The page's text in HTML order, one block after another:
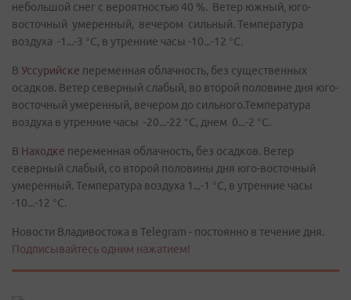
небольшой снег с вероятностью 40 %. Ветер южный, юго-
восточный умеренный, вечером сильный. Температура
воздуха -1...-3 °C, в утренние часы -10...-12 °C.
В Уссурийске переменная облачность, без существенных
осадков. Ветер северный слабый, во второй половине дня юго-
восточный умеренный, вечером до сильного.Температура
воздуха в утренние часы -20...-22 °C, днем 0...-2 °C.
В Находке переменная облачность, без осадков. Ветер
северный слабый, со второй половины дня юго-восточный
умеренный. Температура воздуха 1...-1 °C, в утренние часы
-10...-12 °C.
Новости Владивостока в Telegram - постоянно в течение дня.
Подписывайтесь одним нажатием!